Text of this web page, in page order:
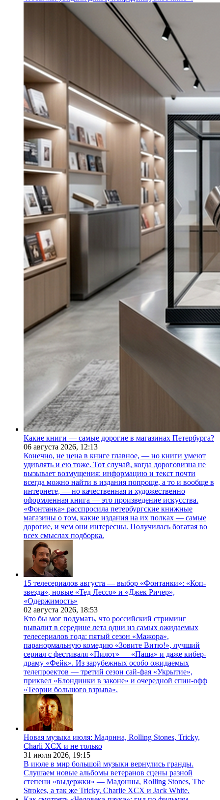
Какие книги — самые дорогие в магазинах Петербурга?
06 августа 2026, 12:13
Конечно, не цена в книге главное, — но книги умеют
удивлять и ею тоже. Тот случай, когда дороговизна не
вызывает возмущения: информацию и текст почти
всегда можно найти в издания попроще, а то и вообще в
интернете, — но качественная и художественно
оформленная книга — это произведение искусства.
«Фонтанка» расспросила петербургские книжные
магазины о том, какие издания на их полках — самые
дорогие, и чем они интересны. Получилась богатая во
всех смыслах подборка.
15 телесериалов августа — выбор «Фонтанки»: «Коп-
звезда», новые «Тед Лессо» и «Джек Ричер»,
«Одержимость»
02 августа 2026, 18:53
Кто бы мог подумать, что российский стриминг
вывалит в середине лета одни из самых ожидаемых
телесериалов года: пятый сезон «Мажора»,
паранормальную комедию «Зовите Витю!», лучший
сериал с фестиваля «Пилот» — «Паша» и даже кибер-
драму «Фейк». Из зарубежных особо ожидаемых
телепроектов — третий сезон сай-фая «Укрытие»,
приквел «Блондинки в законе» и очередной спин-офф
«Теории большого взрыва».
Новая музыка июля: Мадонна, Rolling Stones, Tricky,
Charli XCX и не только
31 июля 2026, 19:15
В июле в мир большой музыки вернулись гранды.
Слушаем новые альбомы ветеранов сцены разной
степени «выдержки» — Мадонны, Rolling Stones, The
Strokes, а так же Tricky, Charlie XCX и Jack White.